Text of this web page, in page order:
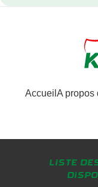
Accueil A propos
Liste